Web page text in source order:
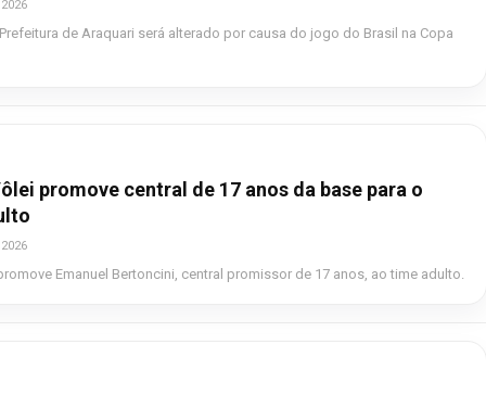
de Araquari será alterado por causa do jogo do Brasil na Copa
promove central de 17 anos da base para o
Emanuel Bertoncini, central promissor de 17 anos, ao time adulto.